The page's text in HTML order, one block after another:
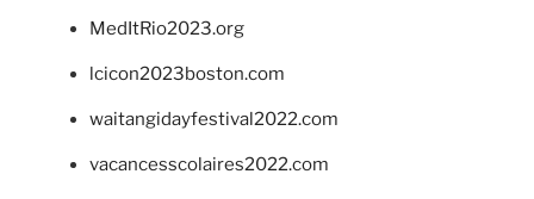
MedItRio2023.org
lcicon2023boston.com
waitangidayfestival2022.com
vacancesscolaires2022.com